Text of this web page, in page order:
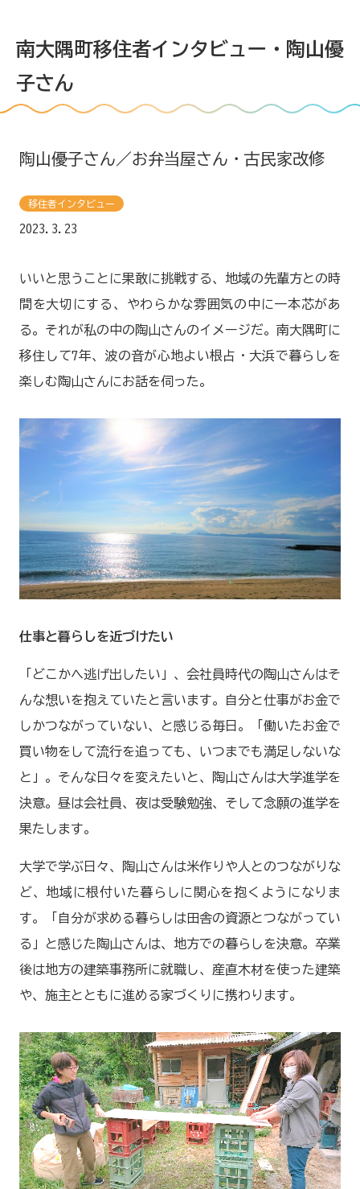
南大隅町移住者インタビュー・陶山優
子さん
陶山優子さん／お弁当屋さん・古民家改修
移住者インタビュー
2023.3.23
いいと思うことに果敢に挑戦する、地域の先輩方との時
間を大切にする、やわらかな雰囲気の中に一本芯があ
る。それが私の中の陶山さんのイメージだ。南大隅町に
移住して7年、波の音が心地よい根占・大浜で暮らしを
楽しむ陶山さんにお話を伺った。
仕事と暮らしを近づけたい
「どこかへ逃げ出したい」、会社員時代の陶山さんはそ
んな想いを抱えていたと言います。自分と仕事がお金で
しかつながっていない、と感じる毎日。「働いたお金で
買い物をして流行を追っても、いつまでも満足しないな
と」。そんな日々を変えたいと、陶山さんは大学進学を
決意。昼は会社員、夜は受験勉強、そして念願の進学を
果たします。
大学で学ぶ日々、陶山さんは米作りや人とのつながりな
ど、地域に根付いた暮らしに関心を抱くようになりま
す。「自分が求める暮らしは田舎の資源とつながってい
る」と感じた陶山さんは、地方での暮らしを決意。卒業
後は地方の建築事務所に就職し、産直木材を使った建築
や、施主とともに進める家づくりに携わります。
すみずみ！みなみおおすみについて
南大隅について
仕事を選ぶ
食品加工室
移住について
Q&A
お知らせ一覧
ご相談はこちら